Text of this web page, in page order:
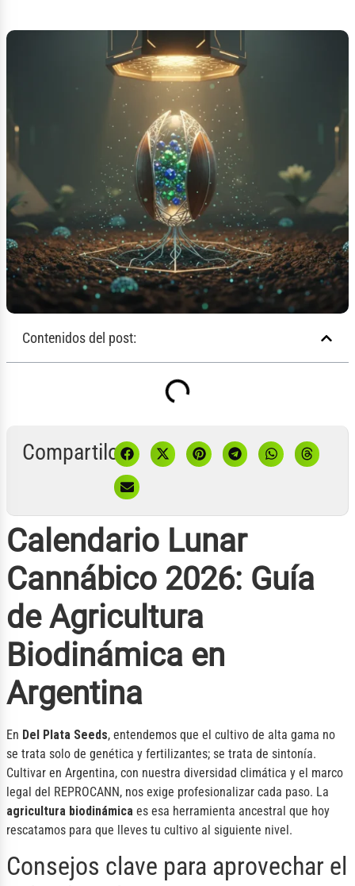
Contenidos del post:
Compartilo:
Calendario Lunar
Cannábico 2026: Guía
de Agricultura
Biodinámica en
Argentina
En Del Plata Seeds, entendemos que el cultivo de alta gama no
se trata solo de genética y fertilizantes; se trata de sintonía.
Cultivar en Argentina, con nuestra diversidad climática y el marco
legal del REPROCANN, nos exige profesionalizar cada paso. La
agricultura biodinámica es esa herramienta ancestral que hoy
rescatamos para que lleves tu cultivo al siguiente nivel.
Consejos clave para aprovechar el